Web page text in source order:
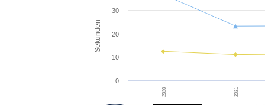
Sekunden
2020 2021
0
10
20
30